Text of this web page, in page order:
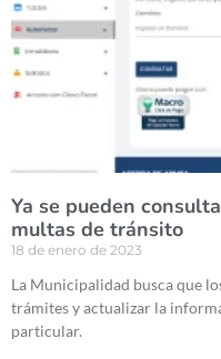
Ya se pueden
multas de tránsito
18 de enero de 2023
La Municipalidad busca que
trámites y actualizar la
particular.